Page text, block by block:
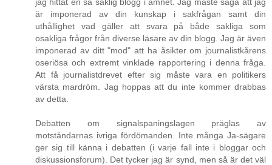
är imponerad av din kunskap i sakfrågan samt din
uthållighet vad gäller att svara på både sakliga som
osakliga frågor från diverse läsare av din blogg. Jag är även
imponerad av ditt "mod" att ha åsikter om journalistkårens
oseriösa och extremt vinklade rapportering i denna fråga.
Att få journalistdrevet efter sig måste vara en politikers
värsta mardröm. Jag hoppas att du inte kommer drabbas
av detta.
Debatten om signalspaningslagen präglas av
motståndarnas ivriga fördömanden. Inte många Ja-sägare
ger sig till känna i debatten (i varje fall inte i bloggar och
diskussionsforum). Det tycker jag är synd, men så är det väl